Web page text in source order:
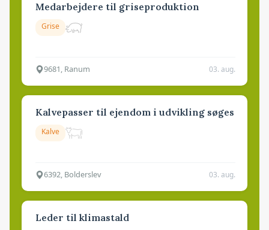
Medarbejdere til griseproduktion
Grise
9681, Ranum 03. aug.
Kalvepasser til ejendom i udvikling søges
Kalve
6392, Bolderslev 03. aug.
Leder til klimastald